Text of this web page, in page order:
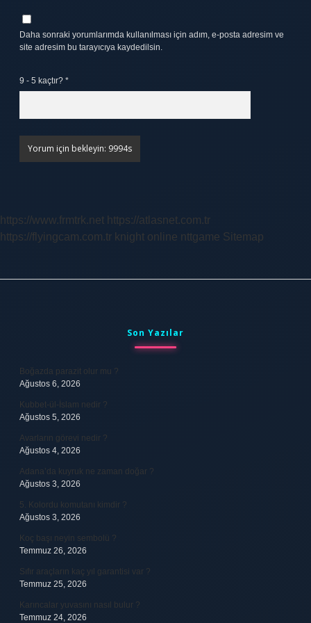
Daha sonraki yorumlarımda kullanılması için adım, e-posta adresim ve
site adresim bu tarayıcıya kaydedilsin.
9 - 5 kaçtır? *
https://www.frmtrk.net https://atlasnet.com.tr
https://flyingcam.com.tr knight online nttgame Sitemap
Son Yazılar
Boğazda parazit olur mu ?
Ağustos 6, 2026
Kubbet-ül-İslam nedir ?
Ağustos 5, 2026
Avarların görevi nedir ?
Ağustos 4, 2026
Adana’da kuyruk ne zaman doğar ?
Ağustos 3, 2026
5. Kolordu komutanı kimdir ?
Ağustos 3, 2026
Koç başı neyin sembolü ?
Temmuz 26, 2026
Sıfır araçların kaç yıl garantisi var ?
Temmuz 25, 2026
Karıncalar yuvasını nasıl bulur ?
Temmuz 24, 2026